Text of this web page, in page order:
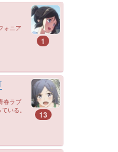
ォニア
1
春ラブ
いる。
13